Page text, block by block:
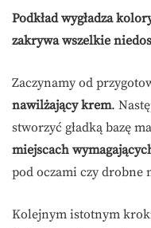
Podkład wygładza
zakrywa wszelkie
Zaczynamy od
nawilżający krem.
stworzyć gładką bazę
miejscach
pod oczami czy drobne
Kolejnym istotnym